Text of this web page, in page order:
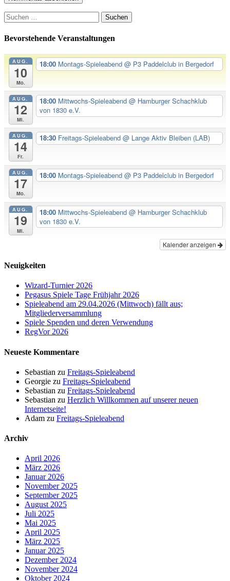
Suchen
nach:
Bevorstehende Veranstaltungen
AUG.
10
Mo.
18:00 Montags-Spieleabend @ P3 Paddelclub in Bergedorf
AUG.
12
Mi.
18:00 Mittwochs-Spieleabend @ Hamburger Schachklub
von 1830 e.V.
AUG.
14
Fr.
18:30 Freitags-Spieleabend @ Lange Aktiv Bleiben (LAB)
AUG.
17
Mo.
18:00 Montags-Spieleabend @ P3 Paddelclub in Bergedorf
AUG.
19
Mi.
18:00 Mittwochs-Spieleabend @ Hamburger Schachklub
von 1830 e.V.
Kalender anzeigen
Neuigkeiten
Wizard-Turnier 2026
Pegasus Spiele Tage Frühjahr 2026
Spieleabend am 29.04.2026 (Mittwoch) fällt aus;
Mitgliederversammlung
Spiele Spenden und deren Verwendung
RegVor 2026
Neueste Kommentare
Sebastian zu Freitags-Spieleabend
Georgie zu Freitags-Spieleabend
Sebastian zu Freitags-Spieleabend
Sebastian zu Herzlich Willkommen auf unserer neuen
Internetseite!
Adam zu Freitags-Spieleabend
Archiv
April 2026
März 2026
Januar 2026
November 2025
September 2025
August 2025
Juli 2025
Mai 2025
April 2025
März 2025
Januar 2025
Dezember 2024
November 2024
Oktober 2024